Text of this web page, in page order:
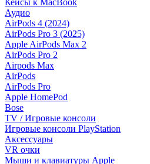
Кейсы к MacBook
Аудио
AirPods 4 (2024)
AirPods Pro 3 (2025)
Apple AirPods Max 2
AirPods Pro 2
Airpods Max
AirPods
AirPods Pro
Apple HomePod
Bose
TV / Игровые консоли
Игровые консоли PlayStation
Аксессуары
VR очки
Мыши и клавиатуры Apple